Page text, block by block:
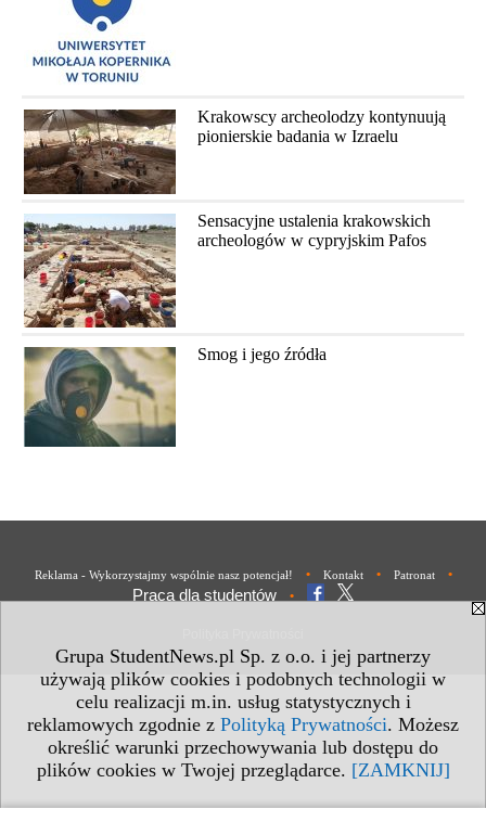
Grupa StudentNews.pl Sp. z o.o. i jej partnerzy
używają plików cookies i podobnych technologii w
celu realizacji m.in. usług statystycznych i
reklamowych zgodnie z Polityką Prywatności. Możesz
określić warunki przechowywania lub dostępu do
plików cookies w Twojej przeglądarce. [ZAMKNIJ]
Krakowscy archeolodzy kontynuują
pionierskie badania w Izraelu
Sensacyjne ustalenia krakowskich
archeologów w cypryjskim Pafos
Smog i jego źródła
Reklama - Wykorzystajmy wspólnie nasz potencjał! • Kontakt • Patronat •
Praca dla studentów •